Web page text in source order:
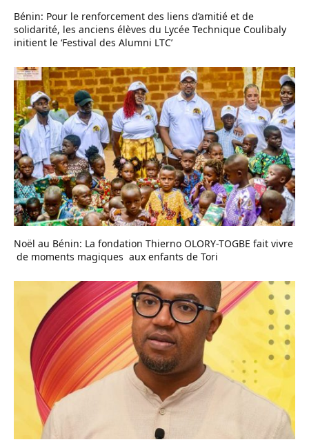
Bénin: Pour le renforcement des liens d’amitié et de
solidarité, les anciens élèves du Lycée Technique Coulibaly
initient le ‘Festival des Alumni LTC’
Noël au Bénin: La fondation Thierno OLORY-TOGBE fait vivre
de moments magiques aux enfants de Tori